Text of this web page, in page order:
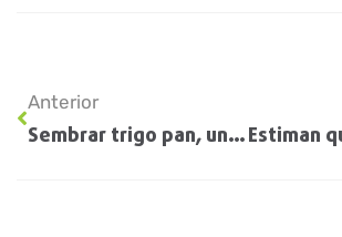
Anterior
Sembrar trigo pan, una alternativa para obtener un mejor precio por el cereal